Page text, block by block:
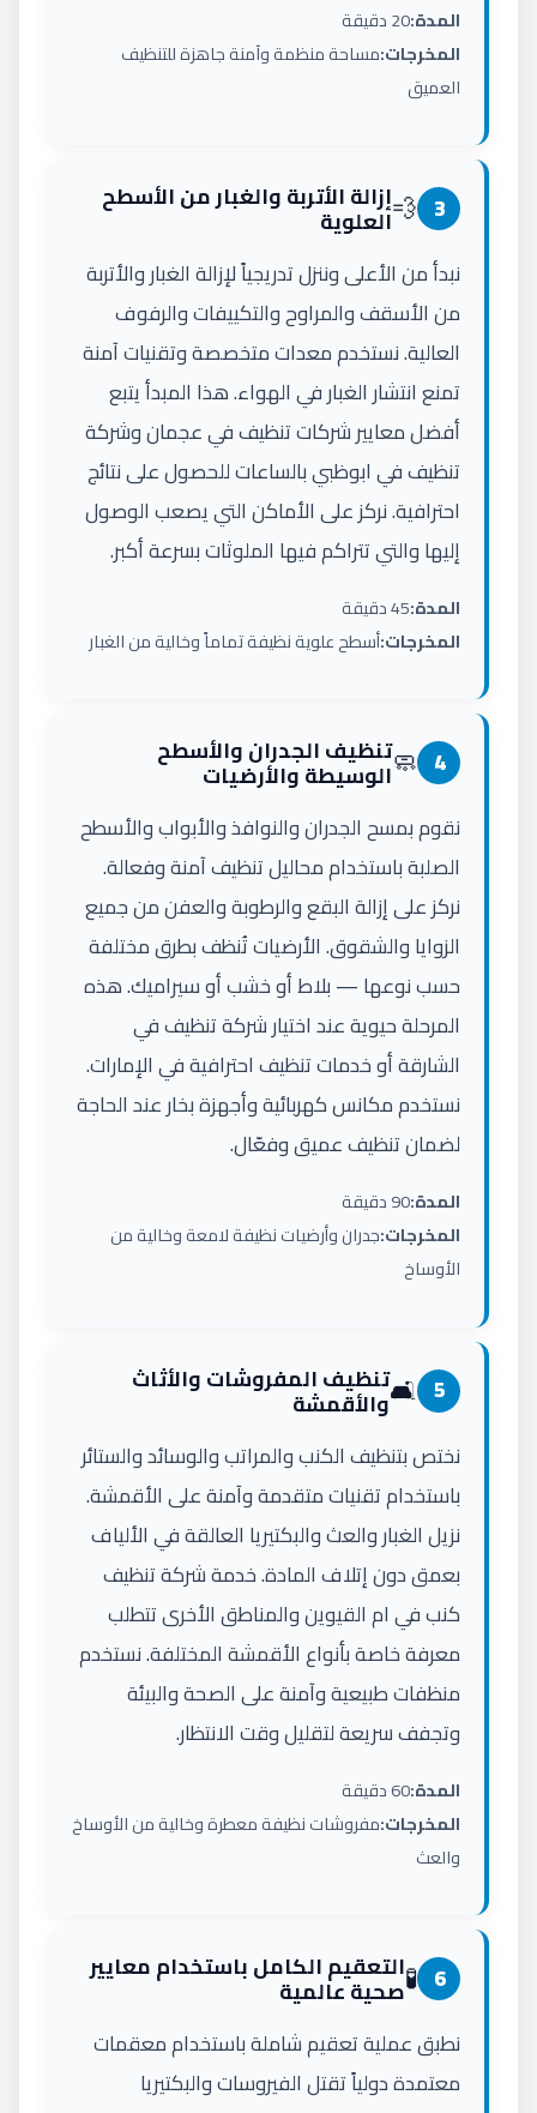
المدة:20 دقيقة
المخرجات:مساحة منظمة وآمنة جاهزة للتنظيف
العميق
3
💨إزالة الأتربة والغبار من الأسطح
العلوية
نبدأ من الأعلى وننزل تدريجياً لإزالة الغبار والأتربة
من الأسقف والمراوح والتكييفات والرفوف
العالية. نستخدم معدات متخصصة وتقنيات آمنة
تمنع انتشار الغبار في الهواء. هذا المبدأ يتبع
أفضل معايير شركات تنظيف في عجمان وشركة
تنظيف في ابوظبي بالساعات للحصول على نتائج
احترافية. نركز على الأماكن التي يصعب الوصول
إليها والتي تتراكم فيها الملوثات بسرعة أكبر.
المدة:45 دقيقة
المخرجات:أسطح علوية نظيفة تماماً وخالية من الغبار
4
🧼تنظيف الجدران والأسطح
الوسيطة والأرضيات
نقوم بمسح الجدران والنوافذ والأبواب والأسطح
الصلبة باستخدام محاليل تنظيف آمنة وفعالة.
نركز على إزالة البقع والرطوبة والعفن من جميع
الزوايا والشقوق. الأرضيات تُنظف بطرق مختلفة
حسب نوعها — بلاط أو خشب أو سيراميك. هذه
المرحلة حيوية عند اختيار شركة تنظيف في
الشارقة أو خدمات تنظيف احترافية في الإمارات.
نستخدم مكانس كهربائية وأجهزة بخار عند الحاجة
لضمان تنظيف عميق وفعّال.
المدة:90 دقيقة
المخرجات:جدران وأرضيات نظيفة لامعة وخالية من
الأوساخ
5
🛋️تنظيف المفروشات والأثاث
والأقمشة
نختص بتنظيف الكنب والمراتب والوسائد والستائر
باستخدام تقنيات متقدمة وآمنة على الأقمشة.
نزيل الغبار والعث والبكتيريا العالقة في الألياف
بعمق دون إتلاف المادة. خدمة شركة تنظيف
كنب في ام القيوين والمناطق الأخرى تتطلب
معرفة خاصة بأنواع الأقمشة المختلفة. نستخدم
منظفات طبيعية وآمنة على الصحة والبيئة
وتجفف سريعة لتقليل وقت الانتظار.
المدة:60 دقيقة
المخرجات:مفروشات نظيفة معطرة وخالية من الأوساخ
والعث
6
🧪التعقيم الكامل باستخدام معايير
صحية عالمية
نطبق عملية تعقيم شاملة باستخدام معقمات
معتمدة دولياً تقتل الفيروسات والبكتيريا